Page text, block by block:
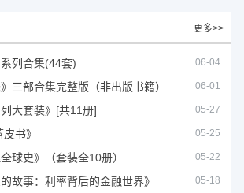
更多>>
系列合集(44套) 06-04
三部合集完整版（非出版书籍） 06-01
列大套装》[共11册] 05-27
书》 05-25
球史》（套装全10册） 05-22
故事：利率背后的金融世界》 05-18